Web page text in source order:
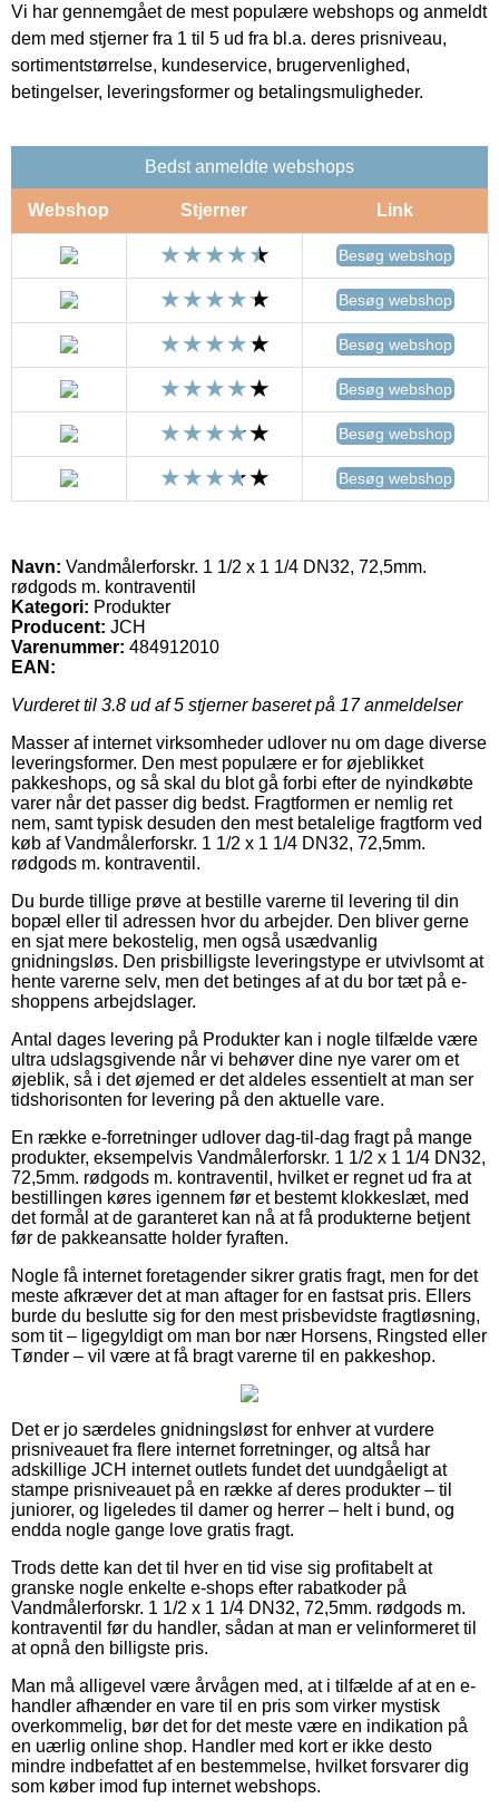
Vi har gennemgået de mest populære webshops og anmeldt
dem med stjerner fra 1 til 5 ud fra bl.a. deres prisniveau,
sortimentstørrelse, kundeservice, brugervenlighed,
betingelser, leveringsformer og betalingsmuligheder.
Bedst anmeldte webshops
Webshop Stjerner Link
Besøg webshop
Besøg webshop
Besøg webshop
Besøg webshop
Besøg webshop
Besøg webshop
Navn: Vandmålerforskr. 1 1/2 x 1 1/4 DN32, 72,5mm.
rødgods m. kontraventil
Kategori: Produkter
Producent: JCH
Varenummer: 484912010
EAN:
Vurderet til 3.8 ud af 5 stjerner baseret på 17anmeldelser
Masser af internet virksomheder udlover nu om dage diverse
leveringsformer. Den mest populære er for øjeblikket
pakkeshops, og så skal du blot gå forbi efter de nyindkøbte
varer når det passer dig bedst. Fragtformen er nemlig ret
nem, samt typisk desuden den mest betalelige fragtform ved
køb af Vandmålerforskr. 1 1/2 x 1 1/4 DN32, 72,5mm.
rødgods m. kontraventil.
Du burde tillige prøve at bestille varerne til levering til din
bopæl eller til adressen hvor du arbejder. Den bliver gerne
en sjat mere bekostelig, men også usædvanlig
gnidningsløs. Den prisbilligste leveringstype er utvivlsomt at
hente varerne selv, men det betinges af at du bor tæt på e-
shoppens arbejdslager.
Antal dages levering på Produkter kan i nogle tilfælde være
ultra udslagsgivende når vi behøver dine nye varer om et
øjeblik, så i det øjemed er det aldeles essentielt at man ser
tidshorisonten for levering på den aktuelle vare.
En række e-forretninger udlover dag-til-dag fragt på mange
produkter, eksempelvis Vandmålerforskr. 1 1/2 x 1 1/4 DN32,
72,5mm. rødgods m. kontraventil, hvilket er regnet ud fra at
bestillingen køres igennem før et bestemt klokkeslæt, med
det formål at de garanteret kan nå at få produkterne betjent
før de pakkeansatte holder fyraften.
Nogle få internet foretagender sikrer gratis fragt, men for det
meste afkræver det at man aftager for en fastsat pris. Ellers
burde du beslutte sig for den mest prisbevidste fragtløsning,
som tit – ligegyldigt om man bor nær Horsens, Ringsted eller
Tønder – vil være at få bragt varerne til en pakkeshop.
Det er jo særdeles gnidningsløst for enhver at vurdere
prisniveauet fra flere internet forretninger, og altså har
adskillige JCH internet outlets fundet det uundgåeligt at
stampe prisniveauet på en række af deres produkter – til
juniorer, og ligeledes til damer og herrer – helt i bund, og
endda nogle gange love gratis fragt.
Trods dette kan det til hver en tid vise sig profitabelt at
granske nogle enkelte e-shops efter rabatkoder på
Vandmålerforskr. 1 1/2 x 1 1/4 DN32, 72,5mm. rødgods m.
kontraventil før du handler, sådan at man er velinformeret til
at opnå den billigste pris.
Man må alligevel være årvågen med, at i tilfælde af at en e-
handler afhænder en vare til en pris som virker mystisk
overkommelig, bør det for det meste være en indikation på
en uærlig online shop. Handler med kort er ikke desto
mindre indbefattet af en bestemmelse, hvilket forsvarer dig
som køber imod fup internet webshops.